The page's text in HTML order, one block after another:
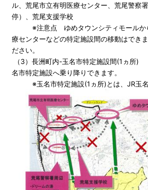
ル、荒尾市立有明医療センター、荒尾警察
停）、荒尾支援学校
※注意点 ゆめタウンシティモールか
療センターなどの特定施設間の移動はでき
ださい。
（3）長洲町内-玉名市特定施設間(1ヵ所)
名市特定施設へ乗り降りできます。
※玉名市特定施設(1ヵ所)とは、JR玉